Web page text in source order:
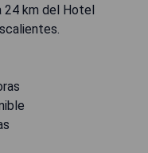
24 km del Hotel